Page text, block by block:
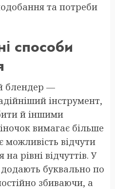
та потреби
способи
блендер —
інструмент,
й іншими
вимагає більше
можливість відчути
рівні відчуттів. У
буквально по
збиваючи, а